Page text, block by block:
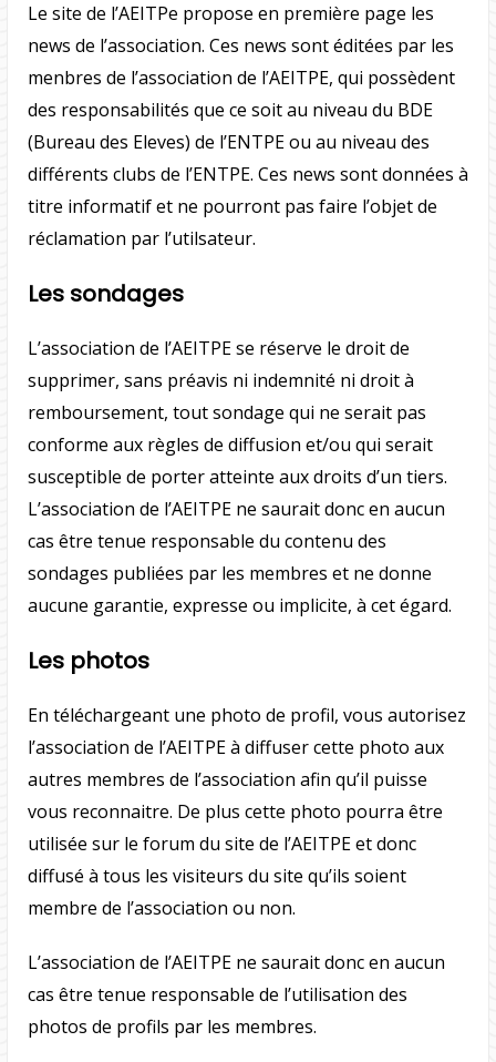
Le site de l’AEITPe propose en première page les
news de l’association. Ces news sont éditées par les
menbres de l’association de l’AEITPE, qui possèdent
des responsabilités que ce soit au niveau du BDE
(Bureau des Eleves) de l’ENTPE ou au niveau des
différents clubs de l’ENTPE. Ces news sont données à
titre informatif et ne pourront pas faire l’objet de
réclamation par l’utilsateur.
Les sondages
L’association de l’AEITPE se réserve le droit de
supprimer, sans préavis ni indemnité ni droit à
remboursement, tout sondage qui ne serait pas
conforme aux règles de diffusion et/ou qui serait
susceptible de porter atteinte aux droits d’un tiers.
L’association de l’AEITPE ne saurait donc en aucun
cas être tenue responsable du contenu des
sondages publiées par les membres et ne donne
aucune garantie, expresse ou implicite, à cet égard.
Les photos
En téléchargeant une photo de profil, vous autorisez
l’association de l’AEITPE à diffuser cette photo aux
autres membres de l’association afin qu’il puisse
vous reconnaitre. De plus cette photo pourra être
utilisée sur le forum du site de l’AEITPE et donc
diffusé à tous les visiteurs du site qu’ils soient
membre de l’association ou non.
L’association de l’AEITPE ne saurait donc en aucun
cas être tenue responsable de l’utilisation des
photos de profils par les membres.